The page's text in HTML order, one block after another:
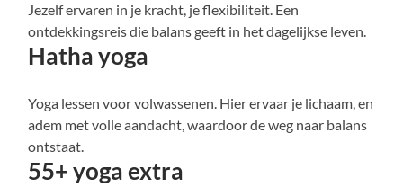
Jezelf ervaren in je kracht, je flexibiliteit. Een
ontdekkingsreis die balans geeft in het dagelijkse leven.
Hatha yoga
Yoga lessen voor volwassenen. Hier ervaar je lichaam, en
adem met volle aandacht, waardoor de weg naar balans
ontstaat.
55+ yoga extra